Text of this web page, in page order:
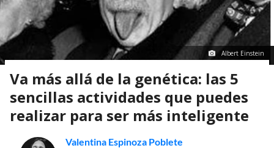
Albert Einstein
Va más allá de la genética: las 5
sencillas actividades que puedes
realizar para ser más inteligente
Valentina Espinoza Poblete